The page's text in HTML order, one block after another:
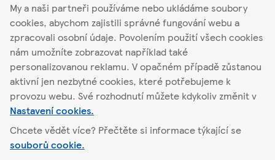
My a naši partneři používáme nebo ukládáme soubory
cookies, abychom zajistili správné fungování webu a
zpracovali osobní údaje. Povolením použití všech cookies
nám umožníte zobrazovat například také
personalizovanou reklamu. V opačném případě zůstanou
aktivní jen nezbytné cookies, které potřebujeme k
provozu webu. Své rozhodnutí můžete kdykoliv změnit v
Nastavení cookies.
Chcete vědět více? Přečtěte si informace týkající se
souborů cookie.
Otevřené-Zavírá v 22:00
Podrobnosti o
obchodu
Akční nabídka
Kosmonosy